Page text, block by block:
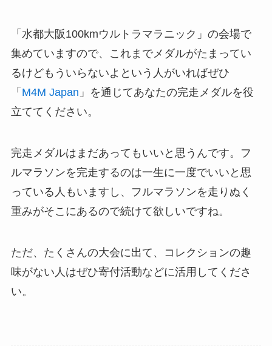
「水都大阪100kmウルトラマラニック」の会場で
集めていますので、これまでメダルがたまってい
るけどもういらないよという人がいればぜひ
「 M4M Japan 」を通じてあなたの完走メダルを役
立ててください。
完走メダルはまだあってもいいと思うんです。フ
ルマラソンを完走するのは一生に一度でいいと思
っている人もいますし、フルマラソンを走りぬく
重みがそこにあるので続けて欲しいですね。
ただ、たくさんの大会に出て、コレクションの趣
味がない人はぜひ寄付活動などに活用してくださ
い。